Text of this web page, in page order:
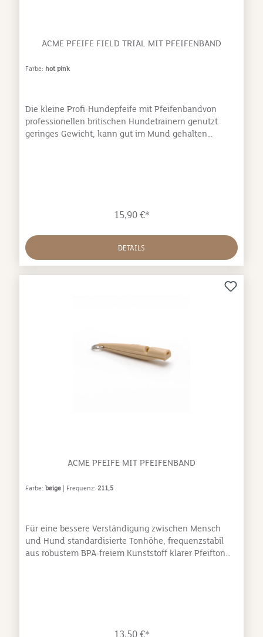
ACME PFEIFE FIELD TRIAL MIT PFEIFENBAND
Farbe: hot pink
Die kleine Profi-Hundepfeife mit Pfeifenbandvon
professionellen britischen Hundetrainern genutzt
geringes Gewicht, kann gut im Mund gehalten
15,90 €*
DETAILS
ACME PFEIFE MIT PFEIFENBAND
Farbe: beige | Frequenz: 211,5
Für eine bessere Verständigung zwischen Mensch
und Hund standardisierte Tonhöhe, frequenzstabil
aus robustem BPA-freiem Kunststoff klarer Pfeifton
13,50 €*